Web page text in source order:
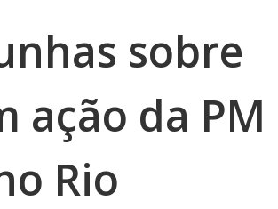
sobre
ação da PM
Rio